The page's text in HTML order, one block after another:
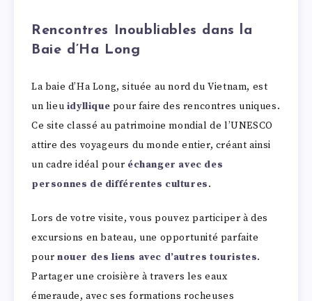
Rencontres Inoubliables dans la
Baie d’Ha Long
La baie d’Ha Long, située au nord du Vietnam, est
un lieu idyllique pour faire des rencontres uniques.
Ce site classé au patrimoine mondial de l’UNESCO
attire des voyageurs du monde entier, créant ainsi
un cadre idéal pour échanger avec des
personnes de différentes cultures.
Lors de votre visite, vous pouvez participer à des
excursions en bateau, une opportunité parfaite
pour nouer des liens avec d’autres touristes.
Partager une croisière à travers les eaux
émeraude, avec ses formations rocheuses